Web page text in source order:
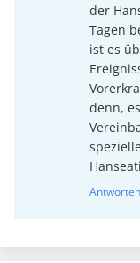
der
Tagen
ist es
denn,
Antworten